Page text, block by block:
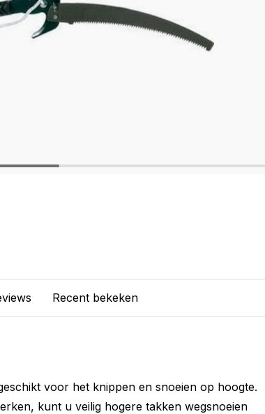
Recent bekeken
voor het knippen en snoeien op hoogte.
kunt u veilig hogere takken wegsnoeien